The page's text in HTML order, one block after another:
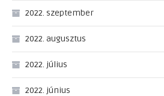
2022. szeptember
2022. augusztus
2022. július
2022. június